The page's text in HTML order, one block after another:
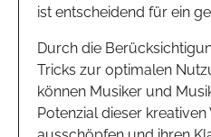
ist entscheidend für ein
Durch die
Tricks zur optimalen
können Musiker und
Potenzial dieser